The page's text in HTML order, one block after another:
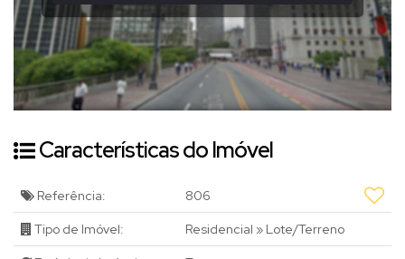
Características do Imóvel
Referência: 806
Tipo de Imóvel: Residencial » Lote/Terreno